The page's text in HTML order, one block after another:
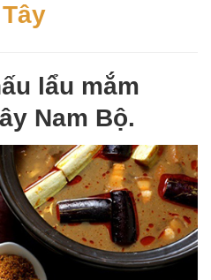
lẩu mắm
Nam Bộ.